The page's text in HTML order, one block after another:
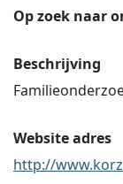
Op zoek naar
Beschrijving
Website adres
http://